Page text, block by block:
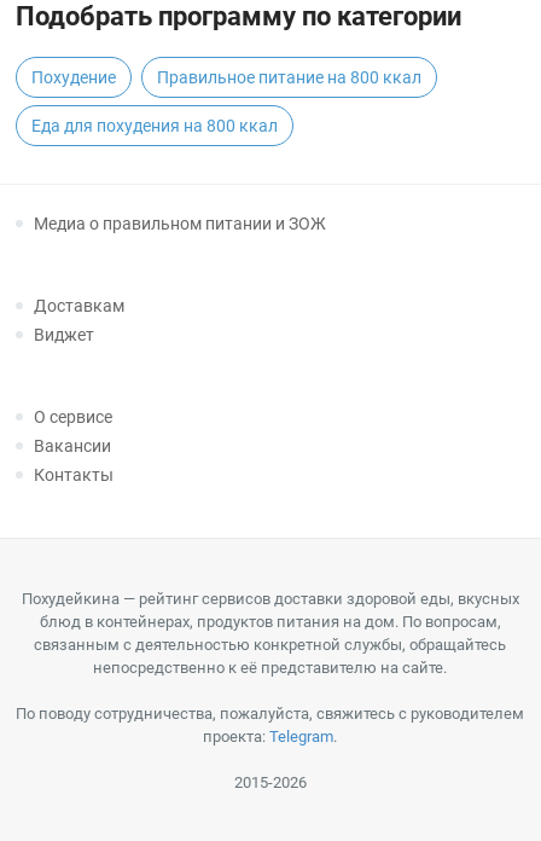
Подобрать программу по категории
Похудение Правильное питание на 800 ккал
Еда для похудения на 800 ккал
Медиа о правильном питании и ЗОЖ
Доставкам
Виджет
О сервисе
Вакансии
Контакты
Похудейкина — рейтинг сервисов доставки здоровой еды, вкусных
блюд в контейнерах, продуктов питания на дом. По вопросам,
связанным с деятельностью конкретной службы, обращайтесь
непосредственно к её представителю на сайте.
По поводу сотрудничества, пожалуйста, свяжитесь с руководителем
проекта:Telegram.
2015-2026